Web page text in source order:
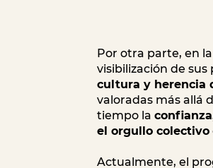
Por otra parte, en
visibilización de
cultura y herencia
valoradas más allá
tiempo la
el orgullo colectivo
Actualmente, el